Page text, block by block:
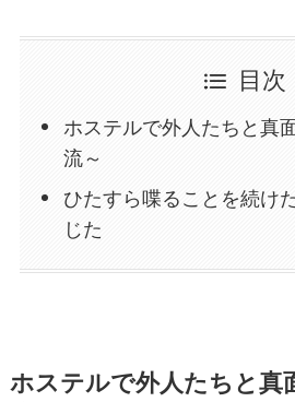
目次
ホステルで外人たちと真
流～
ひたすら喋ることを続け
じた
ホステルで外人たちと真